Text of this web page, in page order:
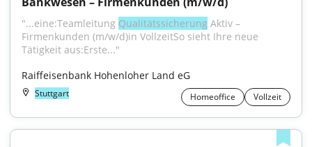
"...eine:Teamleitung Qualitätssicherung Aktiv –
Firmenkunden (m/w/d)in VollzeitSo sieht Ihre neue
Tätigkeit aus:Erste..."
Raiffeisenbank Hohenloher Land eG
Stuttgart Homeoffice Vollzeit